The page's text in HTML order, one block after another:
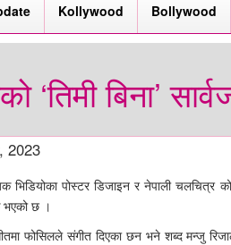
Kollywood Bollywood
‘तिमी बिना’
2023
भिडियोका पोस्टर डिजाइन र नेपाली चलचित्र को
भएको छ ।
फोसिलले संगीत दिएका छन भने शब्द मन्जु